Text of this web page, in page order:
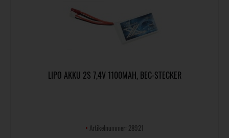
LIPO AKKU 2S 7,4V 1100MAH, BEC-STECKER
• Artikelnummer: 28921